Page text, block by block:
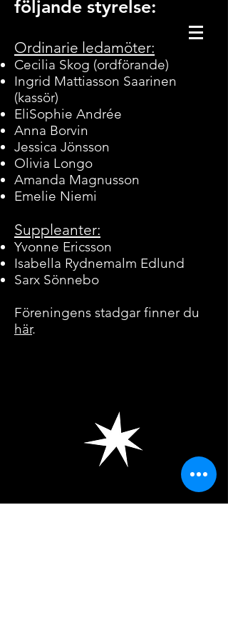
följande styrelse:
Ordinarie ledamöter:
Cecilia Skog (ordförande)
Ingrid Mattiasson Saarinen
(kassör)
EliSophie Andrée
Anna Borvin
Jessica Jönsson
Olivia Longo
Amanda Magnusson
Emelie Niemi
Suppleanter:
Yvonne Ericsson
Isabella Rydnemalm Edlund
Sarx Sönnebo
Föreningens stadgar finner du
här.